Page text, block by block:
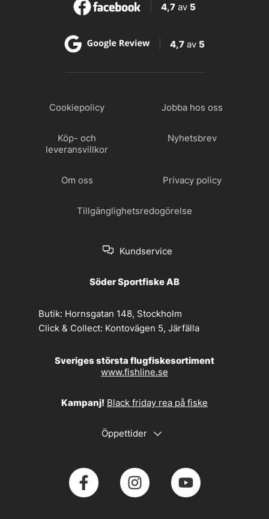
4,7 av 5
4,7 av 5
Cookiepolicy Jobba hos oss
Köp- och
leveransvillkor
Nyhetsbrev
Om oss Privacy policy
Tillgänglighetsredogörelse
Kundservice
Söder Sportfiske AB
Butik: Hornsgatan 148, Stockholm
Click & Collect: Kontovägen 5, Järfälla
Sveriges största flugfiskesortiment
www.fishline.se
Kampanj! Black friday rea på fiske
Öppettider